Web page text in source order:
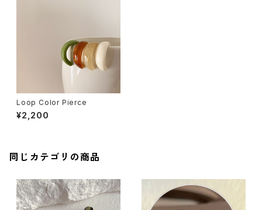
Loop Color Pierce
¥2,200
同じカテゴリの商品